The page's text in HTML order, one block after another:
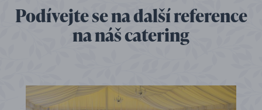
Podívejte se na další reference
na náš catering